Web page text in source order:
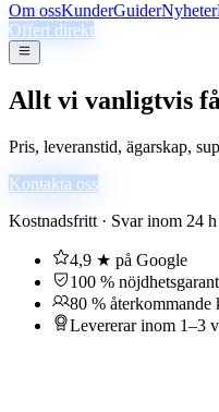
Om ossKunderGuiderNyheter
Offert direkt
Allt vi vanligtvis
Pris, leveranstid, ägarskap,
Kontakta oss
Kostnadsfritt · Svar inom 24
4,9 ★ på Google
100 %
80 % återkommande
Levererar inom 1–3